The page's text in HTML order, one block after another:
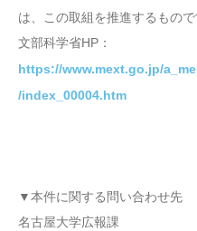
は、この取組を推進するもので
文部科学省HP：
https://www.mext.go.jp/
/index_00004.htm
▼本件に関する問い合わせ先
名古屋大学広報課